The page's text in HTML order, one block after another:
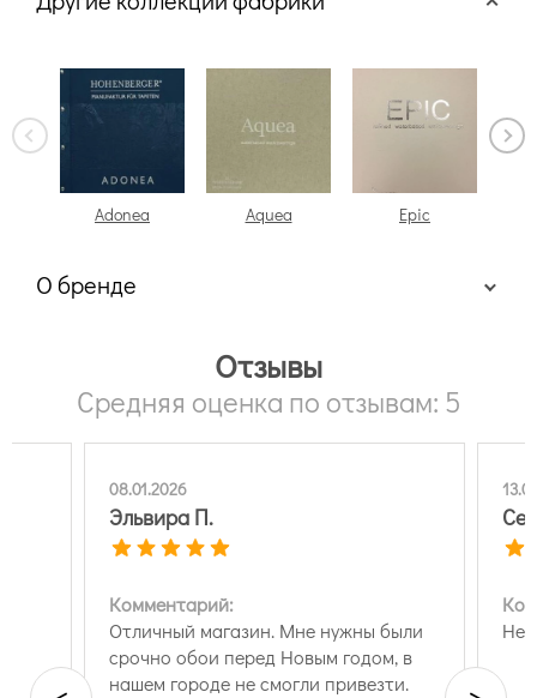
Adonea Aquea Epic
О бренде
Отзывы
Средняя оценка по отзывам: 5
08.01.2026
Эльвира П.
Комментарий:
Отличный магазин. Мне нужны были
срочно обои перед Новым годом, в
нашем городе не смогли привезти.
Нет